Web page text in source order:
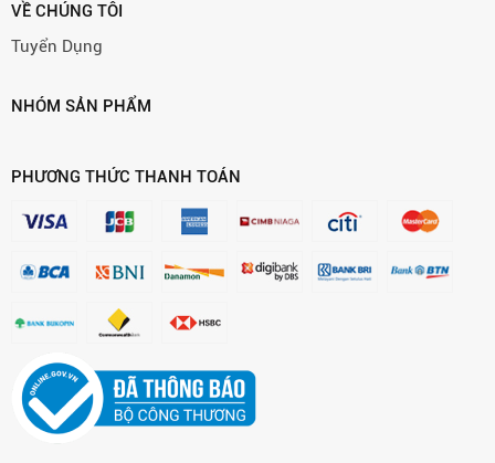
VỀ CHÚNG TÔI
Tuyển Dụng
NHÓM SẢN PHẨM
PHƯƠNG THỨC THANH TOÁN